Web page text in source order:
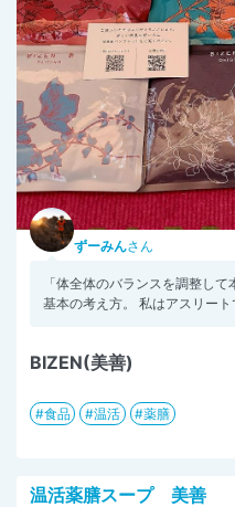
ずーみんさん
「体全体のバランスを調整し
基本の考え方。 私はアスリート
BIZEN(美善)
食品 温活
薬膳
温活薬膳スープ 美善